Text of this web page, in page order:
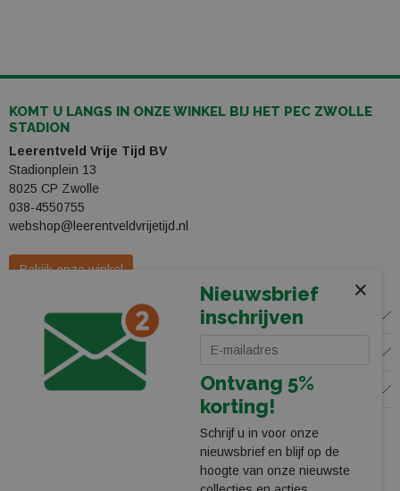
KOMT U LANGS IN ONZE WINKEL BIJ HET PEC ZWOLLE
STADION
Leerentveld Vrije Tijd BV
Stadionplein 13
8025 CP Zwolle
038-4550755
webshop@leerentveldvrijetijd.nl
Bekijk onze winkel
WINKEL
KLANTENSERVICE
VOLG ONS
×
Nieuwsbrief
inschrijven
Ontvang 5%
korting!
Schrijf u in voor onze
nieuwsbrief en blijf op de
hoogte van onze nieuwste